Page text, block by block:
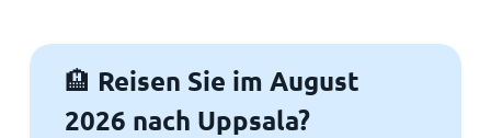
🏨 Reisen Sie im August
2026 nach Uppsala?